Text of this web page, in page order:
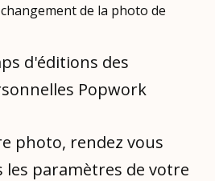
de la photo de
d'éditions des
Popwork
photo, rendez vous
paramètres de votre